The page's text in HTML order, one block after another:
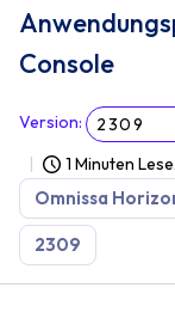
Console
Version: 2309
1 Minuten
Omnissa
2309